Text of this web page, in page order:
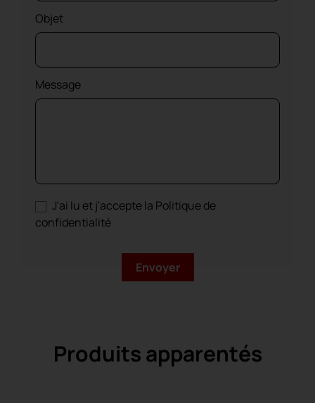
Objet
Message
J'ai lu et j'accepte la Politique de
confidentialité
Produits apparentés